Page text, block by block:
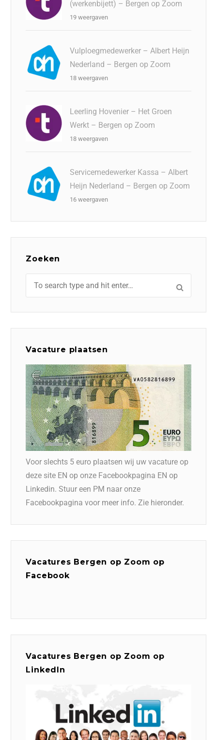
(werkenbijett) – Bergen op Zoom
19 weergaven
Vulploegmedewerker – Albert Heijn
Nederland – Bergen op Zoom
18 weergaven
Leerling Hovenier – Het Groen
Werkt – Bergen op Zoom
18 weergaven
Servicemedewerker Kassa – Albert
Heijn Nederland – Bergen op Zoom
16 weergaven
Zoeken
Vacature plaatsen
Voor slechts 5 euro plaatsen wij uw vacature op
deze site EN op onze Facebookpagina EN op
Linkedin. Stuur een PM naar onze
Facebookpagina voor meer info. Zie hieronder.
Vacatures Bergen op Zoom op
Facebook
Vacatures Bergen op Zoom op
LinkedIn